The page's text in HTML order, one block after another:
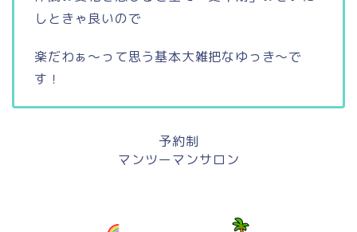
しときゃ良いので
楽だわぁ〜って思う基本大雑把なゆっき〜で
す！
予約制
マンツーマンサロン